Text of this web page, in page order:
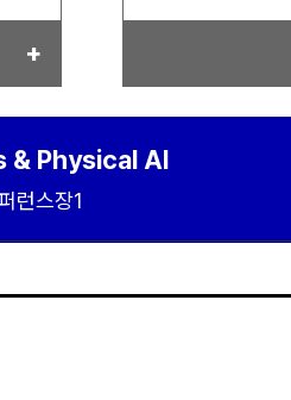
& Physical AI
런스장1